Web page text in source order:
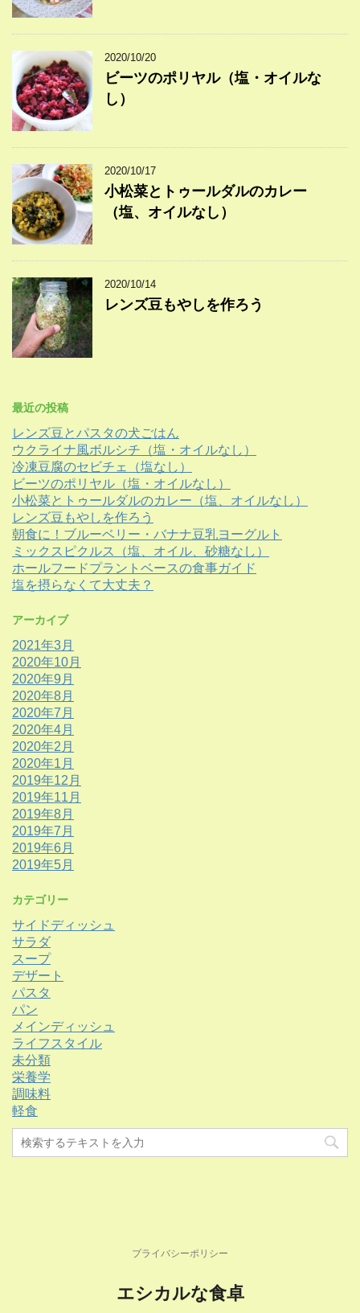
2020/10/20
ビーツのポリヤル（塩・オイルな
し）
2020/10/17
小松菜とトゥールダルのカレー
（塩、オイルなし）
2020/10/14
レンズ豆もやしを作ろう
最近の投稿
レンズ豆とパスタの犬ごはん
ウクライナ風ボルシチ（塩・オイルなし）
冷凍豆腐のセビチェ（塩なし）
ビーツのポリヤル（塩・オイルなし）
小松菜とトゥールダルのカレー（塩、オイルなし）
レンズ豆もやしを作ろう
朝食に！ブルーベリー・バナナ豆乳ヨーグルト
ミックスピクルス（塩、オイル、砂糖なし）
ホールフードプラントベースの食事ガイド
塩を摂らなくて大丈夫？
アーカイブ
2021年3月
2020年10月
2020年9月
2020年8月
2020年7月
2020年4月
2020年2月
2020年1月
2019年12月
2019年11月
2019年8月
2019年7月
2019年6月
2019年5月
カテゴリー
サイドディッシュ
サラダ
スープ
デザート
パスタ
パン
メインディッシュ
ライフスタイル
未分類
栄養学
調味料
軽食
プライバシーポリシー
エシカルな食卓